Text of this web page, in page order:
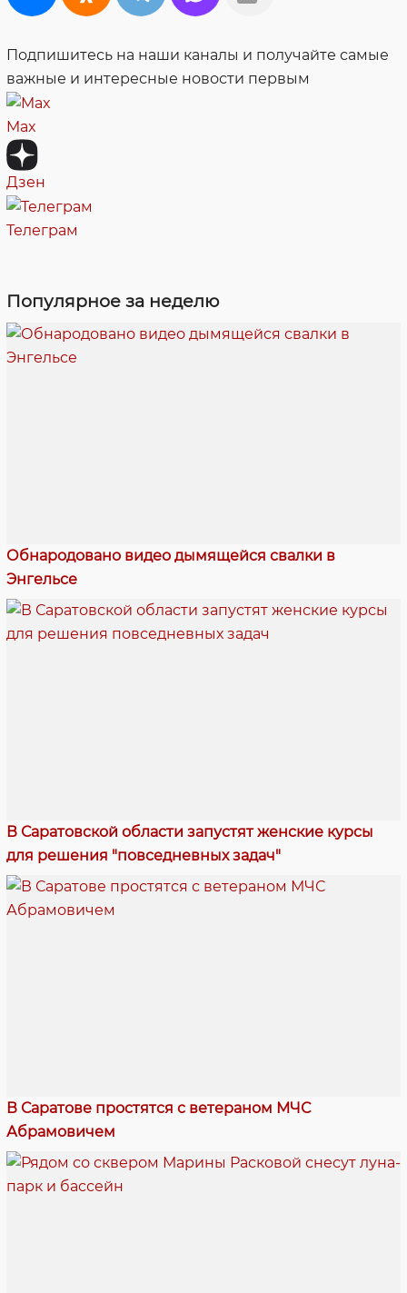
Подпишитесь на наши каналы и получайте самые
важные и интересные новости первым
Max
Дзен
Телеграм
Популярное за неделю
Обнародовано видео дымящейся свалки в
Энгельсе
В Саратовской области запустят женские курсы
для решения "повседневных задач"
В Саратове простятся с ветераном МЧС
Абрамовичем